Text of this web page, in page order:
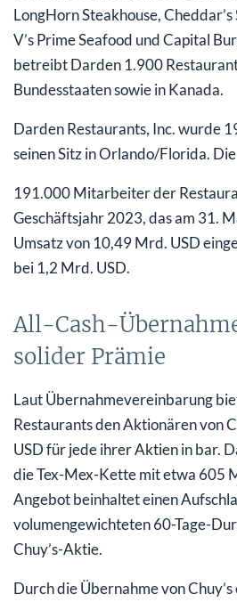
LongHorn Steakhouse,
V’s Prime Seafood und Capital
betreibt Darden 1.900
Bundesstaaten sowie in Kanada.
Darden Restaurants, Inc. wurde
seinen Sitz in Orlando/Florida. Die
191.000 Mitarbeiter der
Geschäftsjahr 2023, das am 31.
Umsatz von 10,49 Mrd. USD
bei 1,2 Mrd. USD.
All-Cash-
solider Prämie
Laut Übernahmevereinbarung
Restaurants den Aktionären von
USD für jede ihrer Aktien in bar.
die Tex-Mex-Kette mit etwa 605
Angebot beinhaltet einen
volumengewichteten 60-Tage-
Chuy’s-Aktie.
Durch die Übernahme von